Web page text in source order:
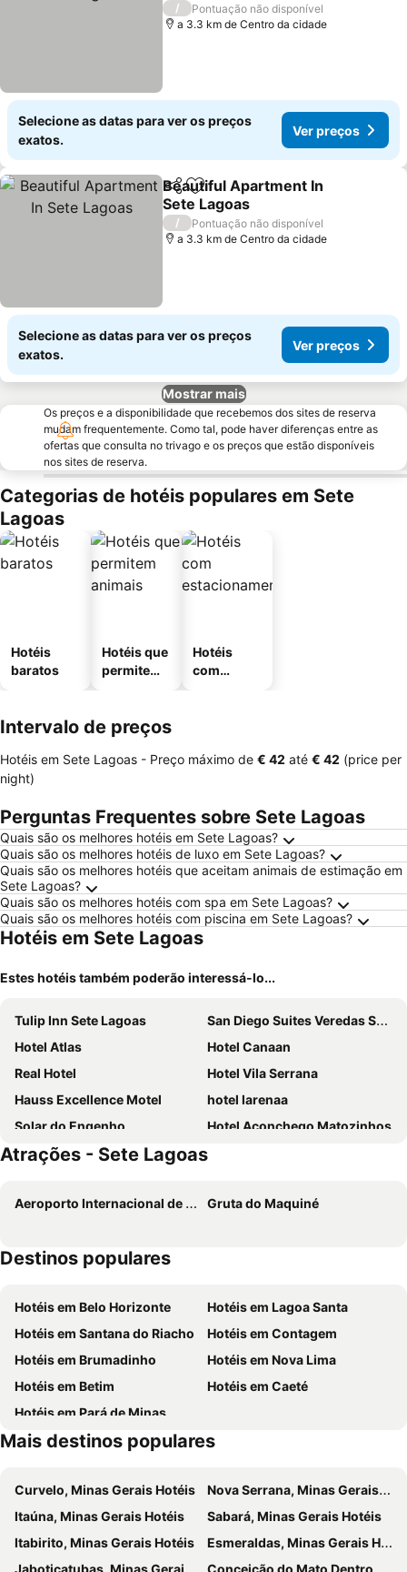
/
Pontuação não disponível
a 3.3 km de Centro da cidade
Selecione as datas para ver os preços
exatos.
Ver preços
PartilharAdicionar aos favoritos
Beautiful Apartment In
Sete Lagoas
/
Pontuação não disponível
a 3.3 km de Centro da cidade
Selecione as datas para ver os preços
exatos.
Ver preços
Mostrar mais
Os preços e a disponibilidade que recebemos dos sites de reserva
mudam frequentemente. Como tal, pode haver diferenças entre as
ofertas que consulta no trivago e os preços que estão disponíveis
nos sites de reserva.
Categorias de hotéis populares em Sete
Lagoas
Hotéis
baratos
Hotéis que
permitem
Hotéis
com
Intervalo de preços
Hotéis em Sete Lagoas - Preço máximo de ‎€ 42 até ‎€ 42 (price per
night)
Perguntas Frequentes sobre Sete Lagoas
Quais são os melhores hotéis em Sete Lagoas?
Quais são os melhores hotéis de luxo em Sete Lagoas?
Quais são os melhores hotéis que aceitam animais de estimação em
Sete Lagoas?
Quais são os melhores hotéis com spa em Sete Lagoas?
Quais são os melhores hotéis com piscina em Sete Lagoas?
Hotéis em Sete Lagoas
Estes hotéis também poderão interessá-lo...
Tulip Inn Sete Lagoas
San Diego Suites Veredas Sete Lagoas
Hotel Atlas
Hotel Canaan
Real Hotel
Hotel Vila Serrana
Hauss Excellence Motel
hotel larenaa
Solar do Engenho
Hotel Aconchego Matozinhos
Atrações - Sete Lagoas
Aeroporto Internacional de Belo Horizonte-Confins Gruta do Maquiné
Destinos populares
Hotéis em Belo Horizonte
Hotéis em Lagoa Santa
Hotéis em Santana do Riacho
Hotéis em Contagem
Hotéis em Brumadinho
Hotéis em Nova Lima
Hotéis em Betim
Hotéis em Caeté
Hotéis em Pará de Minas
Mais destinos populares
Curvelo, Minas Gerais Hotéis
Nova Serrana, Minas Gerais Hotéis
Itaúna, Minas Gerais Hotéis
Sabará, Minas Gerais Hotéis
Itabirito, Minas Gerais Hotéis
Esmeraldas, Minas Gerais Hotéis
Jaboticatubas, Minas Gerais Hotéis
Conceição do Mato Dentro, Minas Gerais Hotéis